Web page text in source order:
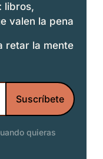
libros,
valen la pena
retar la mente
quieras